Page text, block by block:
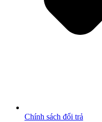
Chính sách đổi trả